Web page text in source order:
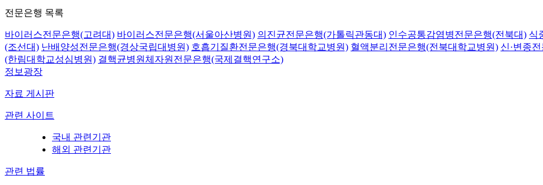
전문은행 목록
바이러스전문은행(고려대) 바이러스전문은행(서울아산병원) 의진균전문은행(가톨릭관동대) 인수공통감염병전문은행(전북대) 식
(조선대) 난배양성전문은행(경상국립대병원) 호흡기질환전문은행(경북대학교병원) 혈액분리전문은행(전북대학교병원) 신·변종
(한림대학교성심병원) 결핵균병원체자원전문은행(국제결핵연구소)
정보광장
자료 게시판
관련 사이트
국내 관련기관
해외 관련기관
관련 법률